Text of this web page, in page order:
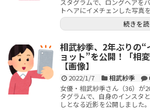
スタグラムで、ロングヘアを
トヘアにイメチェンした写真
続きを
相武紗季、2年ぶりの“
ョット”を公開！「相
【画像】
2022/1/7 相武紗季
女優・相武紗季さん（36）が
タグラムで、自身のインスタ
しとなる近影を公開しました